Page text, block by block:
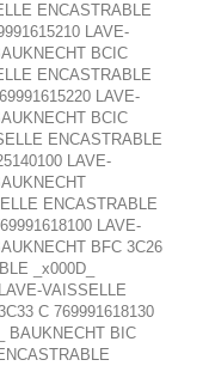
ENCASTRABLE
LAVE-
BCIC
ENCASTRABLE
LAVE-
BCIC
ENCASTRABLE
LAVE-
ENCASTRABLE
LAVE-
BFC 3C26
_x000D_
VAISSELLE
C 769991618130
BAUKNECHT BIC